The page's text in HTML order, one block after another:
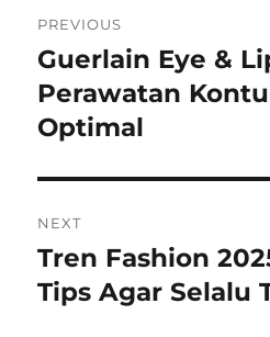
pos
PREVIOUS
Previous
post:
Guerlain Eye &
Perawatan
Optimal
NEXT
Next
post:
Tren Fashion
Tips Agar Selalu